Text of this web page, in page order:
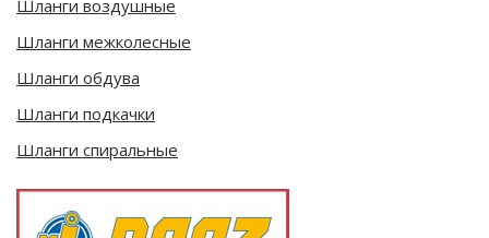
Шланги воздушные
Шланги межколесные
Шланги обдува
Шланги подкачки
Шланги спиральные